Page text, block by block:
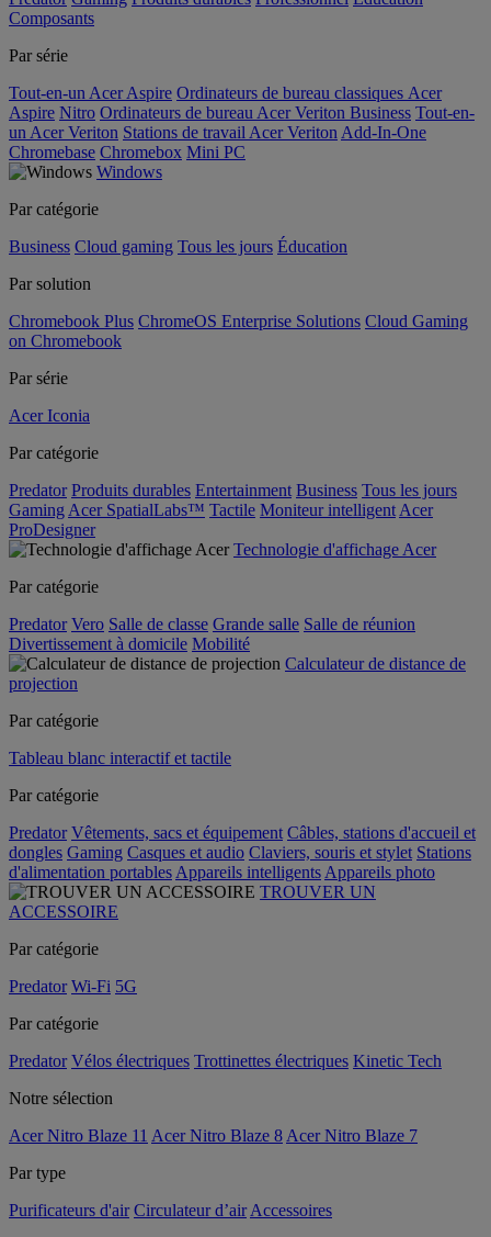
Composants
Par série
Tout-en-un Acer Aspire Ordinateurs de bureau classiques Acer
Aspire Nitro Ordinateurs de bureau Acer Veriton Business Tout-en-
un Acer Veriton Stations de travail Acer Veriton Add-In-One
Chromebase Chromebox Mini PC
Windows
Par catégorie
Business Cloud gaming Tous les jours Éducation
Par solution
Chromebook Plus ChromeOS Enterprise Solutions Cloud Gaming
on Chromebook
Par série
Acer Iconia
Par catégorie
Predator Produits durables Entertainment Business Tous les jours
Gaming Acer SpatialLabs™ Tactile Moniteur intelligent Acer
ProDesigner
Technologie d'affichage Acer
Par catégorie
Predator Vero Salle de classe Grande salle Salle de réunion
Divertissement à domicile Mobilité
Calculateur de distance de
projection
Par catégorie
Tableau blanc interactif et tactile
Par catégorie
Predator Vêtements, sacs et équipement Câbles, stations d'accueil et
dongles Gaming Casques et audio Claviers, souris et stylet Stations
d'alimentation portables Appareils intelligents Appareils photo
TROUVER UN
ACCESSOIRE
Par catégorie
Predator Wi-Fi 5G
Par catégorie
Predator Vélos électriques Trottinettes électriques Kinetic Tech
Notre sélection
Acer Nitro Blaze 11 Acer Nitro Blaze 8 Acer Nitro Blaze 7
Par type
Purificateurs d'air Circulateur d’air Accessoires